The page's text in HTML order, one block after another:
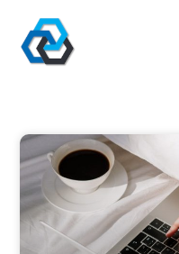
Inhalt
springen